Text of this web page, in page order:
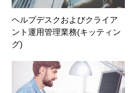
ヘルプデスクおよびクライア
ント運用管理業務(キッティン
グ)